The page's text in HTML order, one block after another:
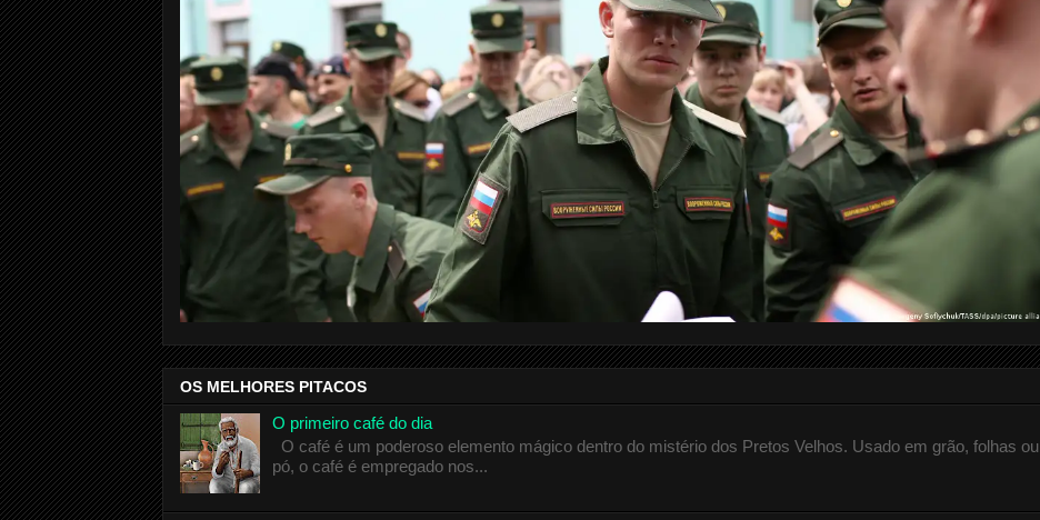
OS MELHORES PITACOS
O primeiro café do dia
O café é um poderoso elemento mágico dentro do mistério dos Pretos Velhos. Usado em grão, folhas ou
pó, o café é empregado nos...